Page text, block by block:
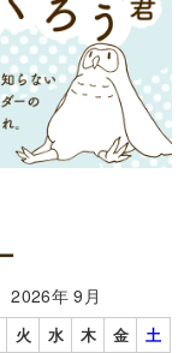
2026年 9月
火 水 木 金 土